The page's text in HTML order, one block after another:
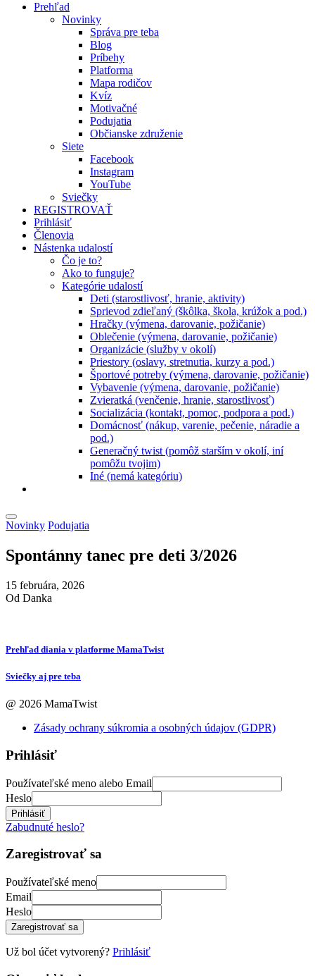
Prehľad
Novinky
Správa pre teba
Blog
Príbehy
Platforma
Mapa rodičov
Kvíz
Motivačné
Podujatia
Občianske združenie
Siete
Facebook
Instagram
YouTube
Sviečky
REGISTROVAŤ
Prihlásiť
Členovia
Nástenka udalostí
Čo je to?
Ako to funguje?
Kategórie udalostí
Deti (starostlivosť, hranie, aktivity)
Sprievod zdieľaný (škôlka, škola, krúžok a pod.)
Hračky (výmena, darovanie, požičanie)
Oblečenie (výmena, darovanie, požičanie)
Organizácie (služby v okolí)
Priestory (oslavy, stretnutia, kurzy a pod.)
Športové potreby (výmena, darovanie, požičanie)
Vybavenie (výmena, darovanie, požičanie)
Zvieratká (venčenie, hranie, starostlivosť)
Socializácia (kontakt, pomoc, podpora a pod.)
Domácnosť (nákup, varenie, pečenie, náradie a
pod.)
Generačný twist (pomôž starším v okolí, iní
pomôžu tvojim)
Iné (nemá kategóriu)
Novinky Podujatia
Spontánny tanec pre deti 3/2026
15 februára, 2026
Od Danka
Prehľad diania v platforme MamaTwist
Sviečky aj pre teba
@ 2026 MamaTwist
Zásady ochrany súkromia a osobných údajov (GDPR)
Prihlásiť
Používateľské meno alebo Email
Heslo
Prihlásiť
Zabudnuté heslo?
Zaregistrovať sa
Používateľské meno
Email
Heslo
Zaregistrovať sa
Už bol účet vytvorený? Prihlásiť